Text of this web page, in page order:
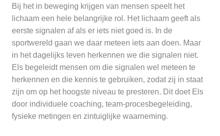
Bij het in beweging krijgen van mensen speelt het
lichaam een hele belangrijke rol. Het lichaam geeft als
eerste signalen af als er iets niet goed is. In de
sportwereld gaan we daar meteen iets aan doen. Maar
in het dagelijks leven herkennen we die signalen niet.
Els begeleidt mensen om die signalen wel meteen te
herkennen en die kennis te gebruiken, zodat zij in staat
zijn om op het hoogste niveau te presteren. Dit doet Els
door individuele coaching, team-procesbegeleiding,
fysieke metingen en zintuiglijke waarneming.